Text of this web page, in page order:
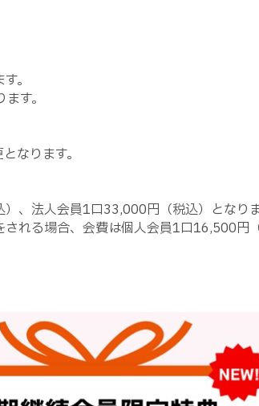
。
す。
なります。
法人会員1口33,000円（税込）となりま
れる場合、会費は個人会員1口16,500円